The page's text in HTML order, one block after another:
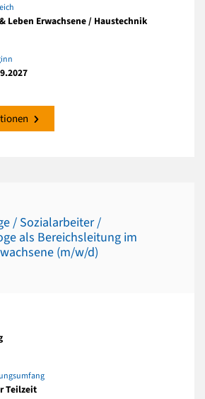
Leben Erwachsene / Haustechnik
/ Sozialarbeiter /
als Bereichsleitung im
(m/w/d)
Teilzeit